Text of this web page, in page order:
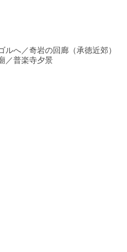
へ／奇岩の回廊（承徳近郊）
／普楽寺夕景